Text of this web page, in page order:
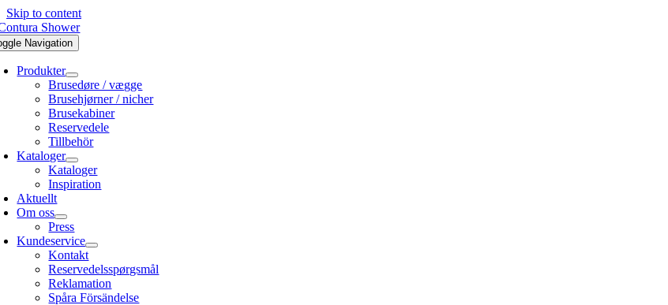
Skip to content
Navigation
Produkter
Brusedøre / vægge
Brusehjørner / nicher
Brusekabiner
Reservedele
Tillbehör
Kataloger
Kataloger
Inspiration
Aktuellt
Om oss
Press
Kundeservice
Kontakt
Reservedelsspørgsmål
Reklamation
Spåra Försändelse